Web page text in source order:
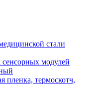
стали
модулей
пленка, термоскотч,